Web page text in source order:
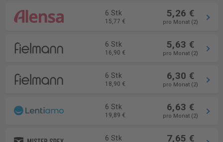
6 Stk
15,77 €
5,26 €
pro Monat (2)
6 Stk
16,90 €
5,63 €
pro Monat (2)
6 Stk
18,90 €
6,30 €
pro Monat (2)
6 Stk
19,89 €
6,63 €
pro Monat (2)
6 Stk 7,65 €